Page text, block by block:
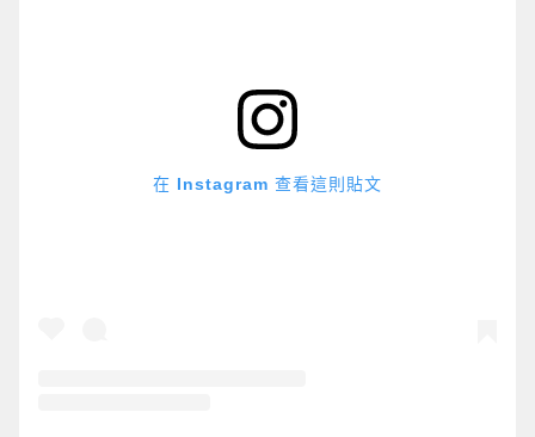
在 Instagram 查看這則貼文